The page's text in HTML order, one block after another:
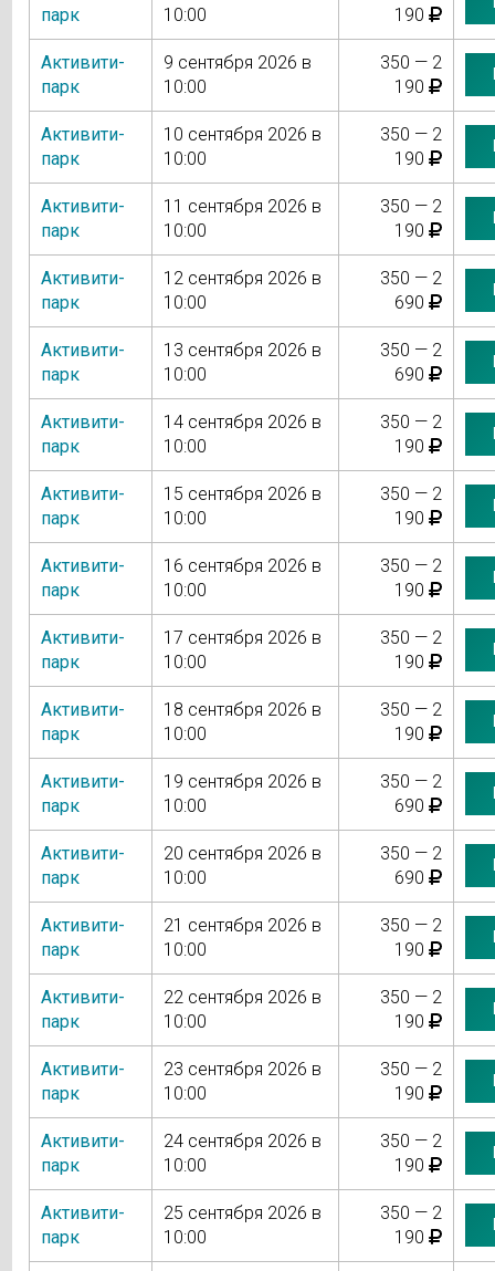
парк
10:00
190
Активити-
парк
9 сентября 2026 в
10:00
350 — 2
190
Активити-
парк
10 сентября 2026 в
10:00
350 — 2
190
Активити-
парк
11 сентября 2026 в
10:00
350 — 2
190
Активити-
парк
12 сентября 2026 в
10:00
350 — 2
690
Активити-
парк
13 сентября 2026 в
10:00
350 — 2
690
Активити-
парк
14 сентября 2026 в
10:00
350 — 2
190
Активити-
парк
15 сентября 2026 в
10:00
350 — 2
190
Активити-
парк
16 сентября 2026 в
10:00
350 — 2
190
Активити-
парк
17 сентября 2026 в
10:00
350 — 2
190
Активити-
парк
18 сентября 2026 в
10:00
350 — 2
190
Активити-
парк
19 сентября 2026 в
10:00
350 — 2
690
Активити-
парк
20 сентября 2026 в
10:00
350 — 2
690
Активити-
парк
21 сентября 2026 в
10:00
350 — 2
190
Активити-
парк
22 сентября 2026 в
10:00
350 — 2
190
Активити-
парк
23 сентября 2026 в
10:00
350 — 2
190
Активити-
парк
24 сентября 2026 в
10:00
350 — 2
190
Активити-
парк
25 сентября 2026 в
10:00
350 — 2
190